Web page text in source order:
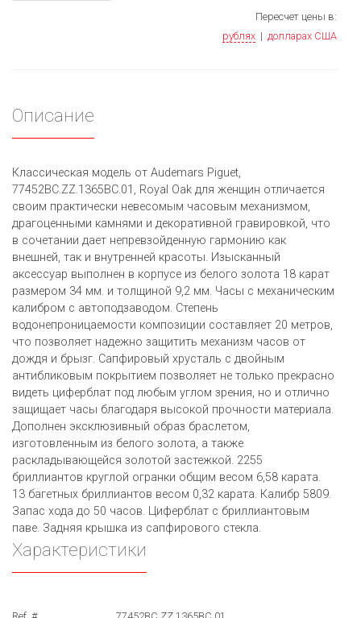
Пересчет цены в:
рублях | долларах США
Описание
Классическая модель от Audemars Piguet,
77452BC.ZZ.1365BC.01, Royal Oak для женщин отличается
своим практически невесомым часовым механизмом,
драгоценными камнями и декоративной гравировкой, что
в сочетании дает непревзойденную гармонию как
внешней, так и внутренней красоты. Изысканный
аксессуар выполнен в корпусе из белого золота 18 карат
размером 34 мм. и толщиной 9,2 мм. Часы с механическим
калибром с автоподзаводом. Степень
водонепроницаемости композиции составляет 20 метров,
что позволяет надежно защитить механизм часов от
дождя и брызг. Сапфировый хрусталь с двойным
антибликовым покрытием позволяет не только прекрасно
видеть циферблат под любым углом зрения, но и отлично
защищает часы благодаря высокой прочности материала.
Дополнен эксклюзивный образ браслетом,
изготовленным из белого золота, а также
раскладывающейся золотой застежкой. 2255
бриллиантов круглой огранки общим весом 6,58 карата.
13 багетных бриллиантов весом 0,32 карата. Калибр 5809.
Запас хода до 50 часов. Циферблат с бриллиантовым
паве. Задняя крышка из сапфирового стекла.
Характеристики